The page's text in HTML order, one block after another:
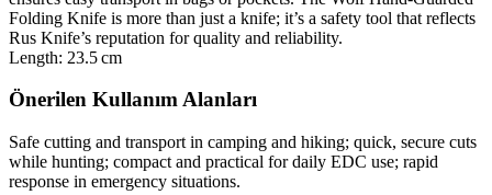
Folding Knife is more than just a knife; it’s a safety tool that reflects
Rus Knife’s reputation for quality and reliability.
Length: 23.5 cm
Önerilen Kullanım Alanları
Safe cutting and transport in camping and hiking; quick, secure cuts
while hunting; compact and practical for daily EDC use; rapid
response in emergency situations.